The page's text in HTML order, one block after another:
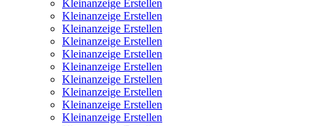
Kleinanzeige Erstellen
Kleinanzeige Erstellen
Kleinanzeige Erstellen
Kleinanzeige Erstellen
Kleinanzeige Erstellen
Kleinanzeige Erstellen
Kleinanzeige Erstellen
Kleinanzeige Erstellen
Kleinanzeige Erstellen
Kleinanzeige Erstellen